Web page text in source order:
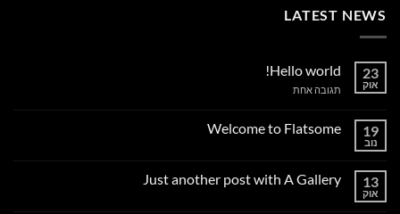
LATEST NEWS
23
אוק
Hello world!
תגובה אחתעל
19
נוב
Welcome to Flatsome
Welcome
13
אוק
Just another post with A Gallery